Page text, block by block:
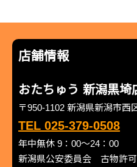
店舗情報
おたちゅう 新潟黒埼
〒950-1102 新潟県新潟市西
TEL 025-379-0508
年中無休 9：00～24：00
新潟県公安委員会 古物許可